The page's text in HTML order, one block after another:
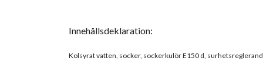
Innehållsdeklaration:
Kolsyrat vatten, socker, sockerkulör E150 d,